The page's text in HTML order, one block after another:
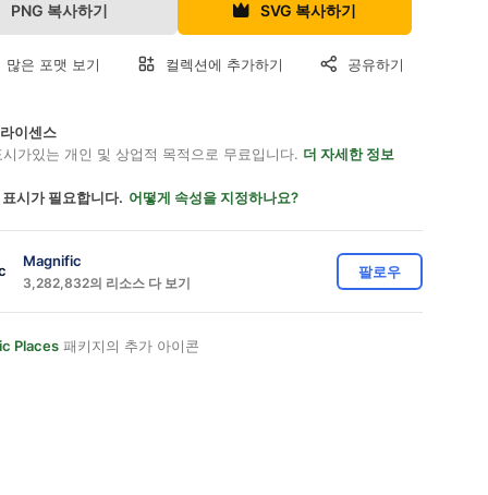
PNG 복사하기 SVG 복사하기
많은 포맷 보기 컬렉션에 추가하기 공유하기
이센스
가있는 개인 및 상업적 목적으로 무료입니다. 더 자세한 정보
시가 필요합니다. 어떻게 속성을 지정하나요?
Magnific
3,282,832의 리소스 다 보기
팔로우
Places 패키지의 추가 아이콘